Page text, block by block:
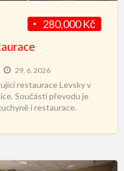
280,000 Kč
29. 6. 2026
restaurace Levsky v
Součástí převodu je
i restaurace.